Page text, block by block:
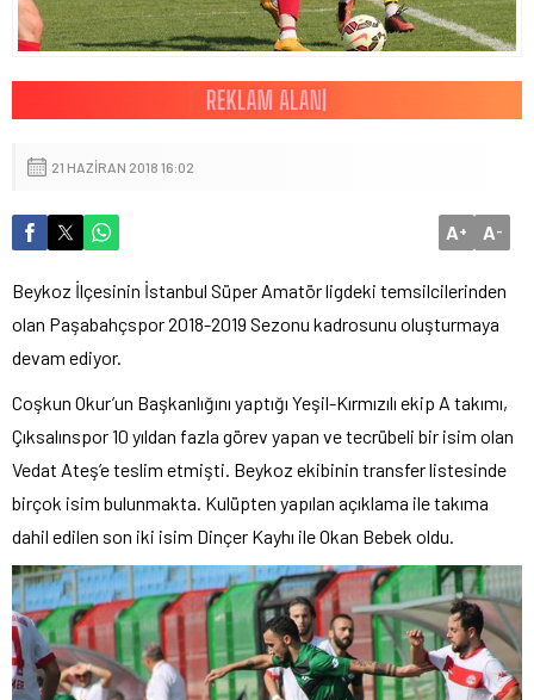
21 HAZIRAN 2018 16:02
A+ A-
Beykoz İlçesinin İstanbul Süper Amatör ligdeki temsilcilerinden
olan Paşabahçspor 2018-2019 Sezonu kadrosunu oluşturmaya
devam ediyor.
Coşkun Okur’un Başkanlığını yaptığı Yeşil-Kırmızılı ekip A takımı,
Çıksalınspor 10 yıldan fazla görev yapan ve tecrübeli bir isim olan
Vedat Ateş’e teslim etmişti. Beykoz ekibinin transfer listesinde
birçok isim bulunmakta. Kulüpten yapılan açıklama ile takıma
dahil edilen son iki isim Dinçer Kayhı ile Okan Bebek oldu.